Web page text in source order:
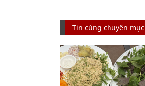
Tin cùng chuyên mục